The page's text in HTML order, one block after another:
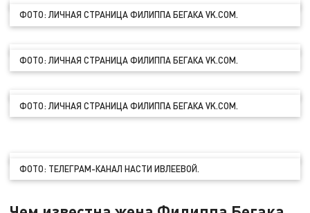
ФОТО: ЛИЧНАЯ СТРАНИЦА ФИЛИППА БЕГАКА VK.COM.
ФОТО: ЛИЧНАЯ СТРАНИЦА ФИЛИППА БЕГАКА VK.COM.
ФОТО: ЛИЧНАЯ СТРАНИЦА ФИЛИППА БЕГАКА VK.COM.
ФОТО: ТЕЛЕГРАМ-КАНАЛ НАСТИ ИВЛЕЕВОЙ.